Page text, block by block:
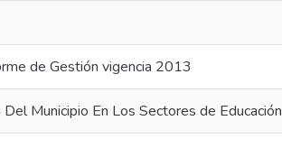
de Gestión vigencia 2013
Municipio En Los Sectores de Educación